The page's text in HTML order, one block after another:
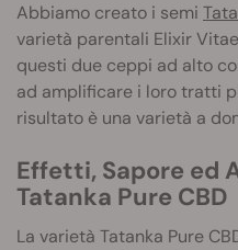
Abbiamo creato i semi
varietà parentali Elixir
questi due ceppi ad alto
ad amplificare i loro tratti
risultato è una varietà a
Effetti, Sapore ed
Tatanka Pure CBD
La varietà Tatanka Pure